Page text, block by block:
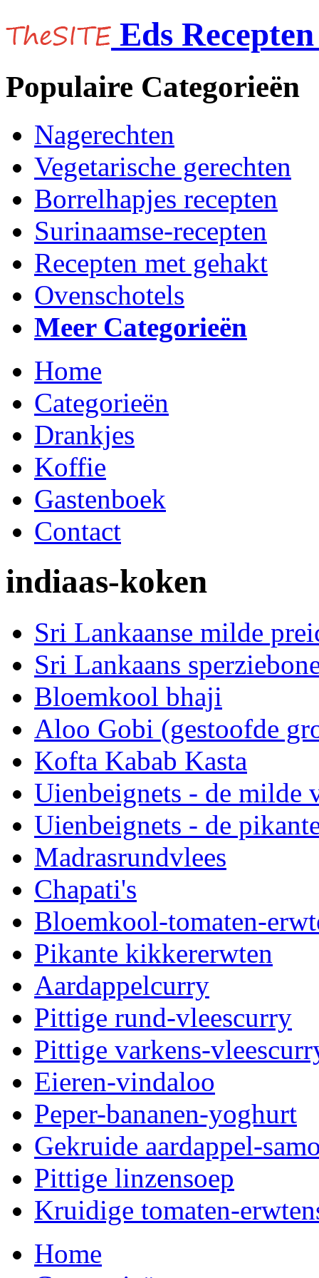
Eds
Populaire Categorieën
Nagerechten
Vegetarische gerechten
Borrelhapjes recepten
Surinaamse-recepten
Recepten met gehakt
Ovenschotels
Meer Categorieën
Home
Categorieën
Drankjes
Koffie
Gastenboek
Contact
indiaas-koken
Sri Lankaanse milde
Sri Lankaans
Bloemkool bhaji
Aloo Gobi (gestoofde
Kofta Kabab Kasta
Uienbeignets - de milde
Uienbeignets - de
Madrasrundvlees
Chapati's
Bloemkool-tomaten-
Pikante kikkererwten
Aardappelcurry
Pittige rund-vleescurry
Pittige varkens-
Eieren-vindaloo
Peper-bananen-yoghurt
Gekruide aardappel-
Pittige linzensoep
Kruidige tomaten-
Home